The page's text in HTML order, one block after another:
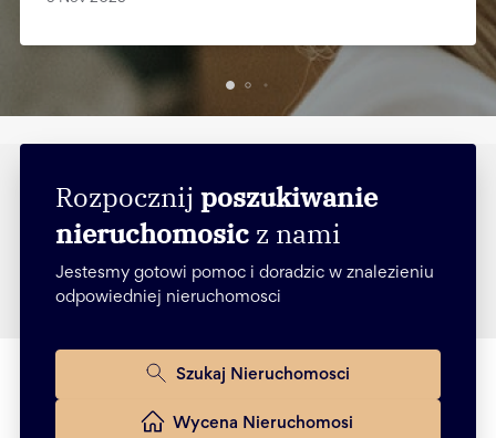
Rozpocznij poszukiwanie
nieruchomosic z nami
Jestesmy gotowi pomoc i doradzic w znalezieniu
odpowiedniej nieruchomosci
Szukaj Nieruchomosci
Wycena Nieruchomosi